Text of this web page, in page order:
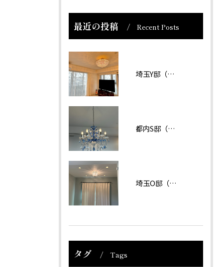
最近の投稿 Recent Posts
埼玉Y邸（マンション）
都内S邸（マンション）
埼玉O邸（戸建て）
タグ Tags